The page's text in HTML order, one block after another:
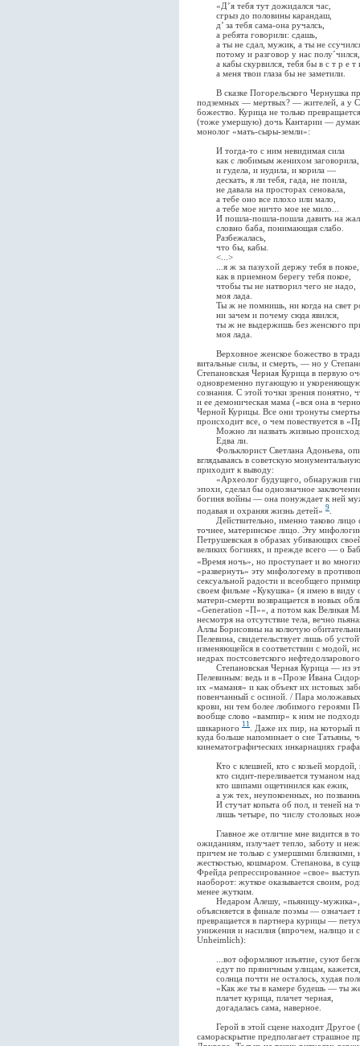
«Д’я тебя тут дожидался час,
сгрыз до половины карандаш,
д’ за тебя сама-она ручалсь,
а ребята говорили: сдашь,
а ты не сдал, мужик, а ты не
потому и разговор у нас полу´чился,
а кабы скурвился, тебя бы в с т р е т
а меня твои глаза бы не заметили.
В сказке Погорельского Чернушка
подземных — мертвых? — жителей, а у
божество. Курица не только
(тоже умершую) дочь Кантарии —
монолог «мать-сыры-земли»:
И тогда-то с ним невидимая сила
как с любимым женихом заговорила,
и гудела, и нудила, и корила —
дескать, я ли тебя, гада, не поила,
не давала на просторах сеновала,
а тебе оно все плохо или мало,
а тебе мое ничто мое не мило...
И пошла-пошла-пошла давить на
словно баба, понимающая слабо.
Разбежалась,
что бы, кабы.
<...>
...я ж за пазухой держу тебя в покое,
как в приемном берегу тебя покое,
чтобы ты не натворил чего не надо,
моя лада.
Ты ж не помнишь, ни когда на свет
ни зачем и почему сюда явился,
ты ж не выдержишь без женского
моя лада.
Верховное женское божество в
витальные силы, и смерть, — но у
Степановская Черная Курица в первую
одновременно пугающую и
сознания. С этой точки зрения понятно,
и ее демоническая мама («вся она в
Черной Курицы. Все они тронуты
происходит все, о чем повествуется в
Можно ли назвать жизнью
Едва ли.
Фольклорист Светлана Адоньева,
вглядываясь в советскую
приходит к выводу:
«Археолог будущего, обнаружив
эпохи, сделал бы однозначное
богиня войны — она понуждает к ней
подавая и охраняя жизнь детей» 9
Действительно, именно таково лицо
точнее, материнское лицо. Эту
Петрушевская в образах убивающих
великих богинях, и прежде всего — о
«Время ночь», но проступает и во
«развернуть» эту мифологему в
сексуальной радости и всеобщего
своем фильме «Кукушка» (я имею в виду
матери-смерти возвращается в новых
«Generation «П»«, а потом как Великая
несмотря на отсутствие тела, вечно
Аллы Борисовны на колючую
Пелевина, свидетельствует лишь об
изменяющейся в соответствии с модой,
недрах постсоветского
Степановская Черная Курица — из
Пелевиным: ведь и в «Прозе Ивана
их «маманя» и как объект их истовых
повенчанный с осиной. / Пара
крови, ни тем более любимого героями
вообще слово «вампир» к ним не
шикарного 11
. Даже их пир, на который
куда больше напоминает о сне Татьяны,
кинематографических инкарнациях
Кто с клешней, кто с козьей мордой,
кто сидит-переливается туманом
кто шипами ощетинился как ежик,
а уж тех, неупокоенных, но
И стучат копыта об пол, и теней на
лишь четыре, по числу столовых
Главное же отличие мне видится в
ожиданиям, излучает тепло, заботу и
причем не только с умершими
жесткостью, кошмаром. Степанова, в
Фрейда репрессированное «свое»
наоборот: жуткое оказывается своим,
менее жутким.
Недаром Алешу, «пьяницу-мужика»,
объясняется в финале поэмы —
превращается в партнера курицы —
унижения и насилия (впрочем, налицо и
Unheimlich):
...вот оформляют изъятие, суют
едут по пряничным улицам,
солнца почти не осталось, худая
«Как же ты в камере будешь — ты
плачет курица, плачет черная,
догадалась сама, наверное.
Герой в этой сцене находит Другое
самораскрытие предполагает страшное